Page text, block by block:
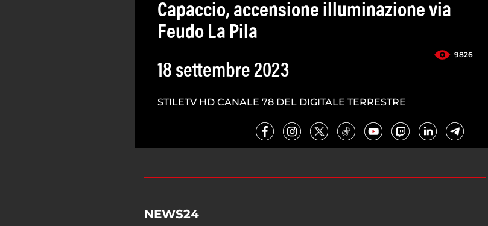
Capaccio, accensione illuminazione via
Feudo La Pila
9826
18 settembre 2023
STILETV HD CANALE 78 DEL DIGITALE TERRESTRE
NEWS24